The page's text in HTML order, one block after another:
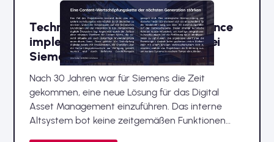
Technisch hervorragend: Advellence
implementiert Sharedien DAM bei
Siemens
Nach 30 Jahren war für Siemens die Zeit
gekommen, eine neue Lösung für das Digital
Asset Management einzuführen. Das interne
Altsystem bot keine zeitgemäßen Funktionen